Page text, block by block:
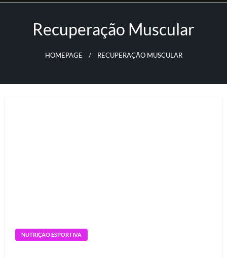
Skip
Recuperação Muscular
HOMEPAGE RECUPERAÇÃO MUSCULAR
NUTRIÇÃO ESPORTIVA